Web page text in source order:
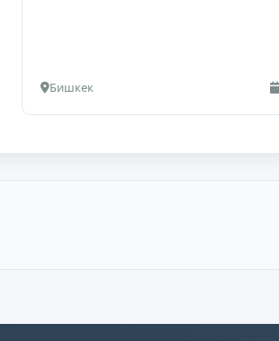
Бишкек